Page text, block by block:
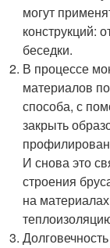
могут
конструкций:
беседки.
В процессе
материалов
способа, с
закрыть
И снова это
строения
на